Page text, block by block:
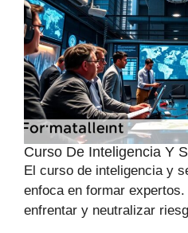
Curso De Inteligencia Y
El curso de inteligencia y
enfoca en formar
enfrentar y neutralizar